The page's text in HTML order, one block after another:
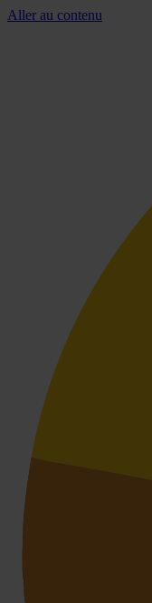
Aller au contenu